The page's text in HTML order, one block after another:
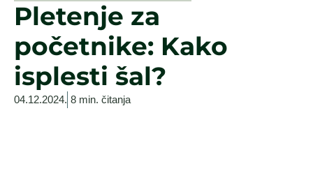
Pletenje za
početnike: Kako
isplesti šal?
04.12.2024. 8 min. čitanja